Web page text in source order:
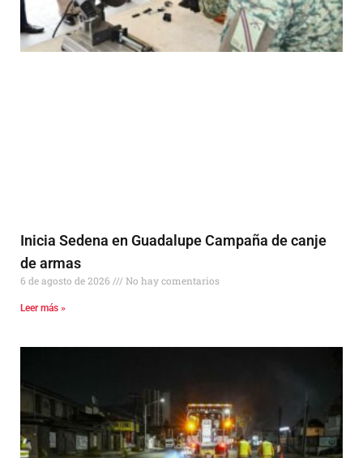
Inicia Sedena en Guadalupe Campaña de canje
de armas
6 de agosto de 2026 No hay comentarios
Leer más »